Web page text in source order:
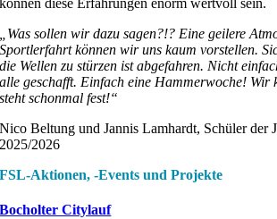
können diese Erfahrungen enorm wertvoll sein.
„Was sollen wir dazu sagen?!? Eine geilere
Sportlerfahrt können wir uns kaum vorstellen.
die Wellen zu stürzen ist abgefahren. Nicht
alle geschafft. Einfach eine Hammerwoche! Wir
steht schonmal fest!“
Nico Beltung und Jannis Lamhardt, Schüler der
2025/2026
FSL-Aktionen, -Events und Projekte
Bocholter Citylauf